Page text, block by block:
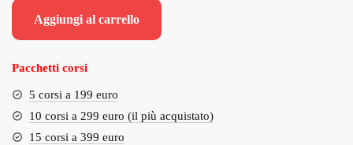
era:
è:
Aggiungi al carrello
Pacchetti corsi
5 corsi a 199 euro
10 corsi a 299 euro (il più acquistato)
15 corsi a 399 euro